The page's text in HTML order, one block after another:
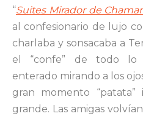
“Suites Mirador de
al confesionario de lujo
charlaba y sonsacaba a
el “confe” de todo lo
enterado mirando a los
gran momento
grande. Las amigas